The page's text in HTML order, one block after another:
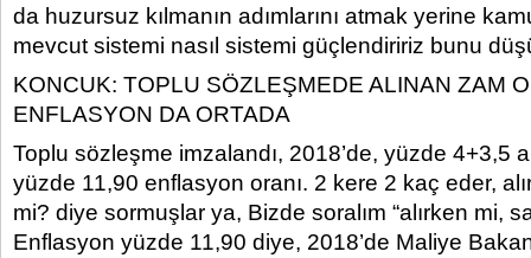
da huzursuz kılmanın adımlarını atmak yerine
mevcut sistemi nasıl sistemi güçlendiririz bunu
KONCUK: TOPLU SÖZLEŞMEDE ALINAN ZAM
ENFLASYON DA ORTADA
Toplu sözleşme imzalandı, 2018’de, yüzde 4+3,5
yüzde 11,90 enflasyon oranı. 2 kere 2 kaç eder,
mi? diye sormuşlar ya, Bizde soralım “alırken mi,
Enflasyon yüzde 11,90 diye, 2018’de Maliye